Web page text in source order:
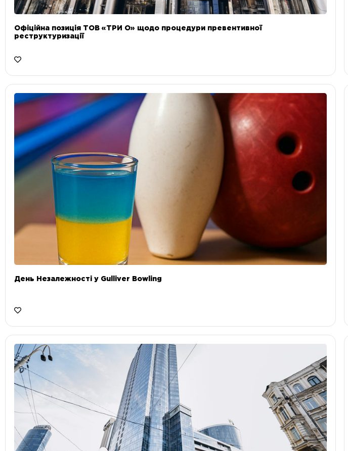
Офіційна позиція ТОВ «ТРИ О» щодо процедури превентивної
реструктуризації
День Незалежності у Gulliver Bowling